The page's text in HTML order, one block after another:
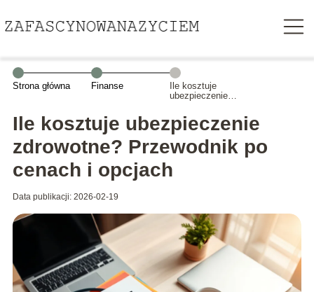
Strona główna Finanse
Ile kosztuje
ubezpieczenie
Przewodnik po
cenach i
opcjach
Ile kosztuje ubezpieczenie
zdrowotne? Przewodnik po
cenach i opcjach
Data publikacji: 2026-02-19